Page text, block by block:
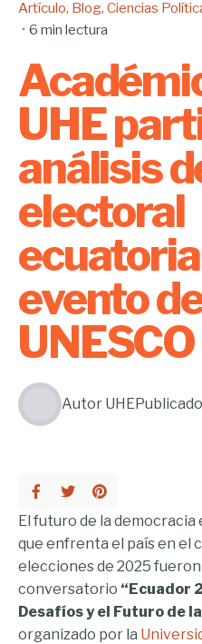
Artículo Blog Ciencias
6 min lectura
UHE
análisis
electoral
evento
UNESCO
Autor UHEPublicado
El futuro de la
que enfrenta el país en el
elecciones de 2025
conversatorio “Ecuador
Desafíos y el Futuro de
organizado por la